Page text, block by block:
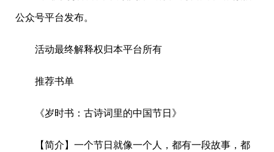
公众号平台发布。
活动最终解释权归本平台所有
推荐书单
《岁时书：古诗词里的中国节日》
【简介】一个节日就像一个人，都有一段故事，都